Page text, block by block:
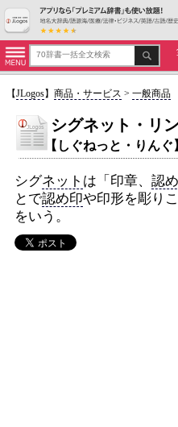
【JLogos】 商品・サービス > 一般商品
シグネット・リ
【しぐねっと・りんぐ】
シグネット は「印章、 認
とで認め印や印形を彫り
をいう。